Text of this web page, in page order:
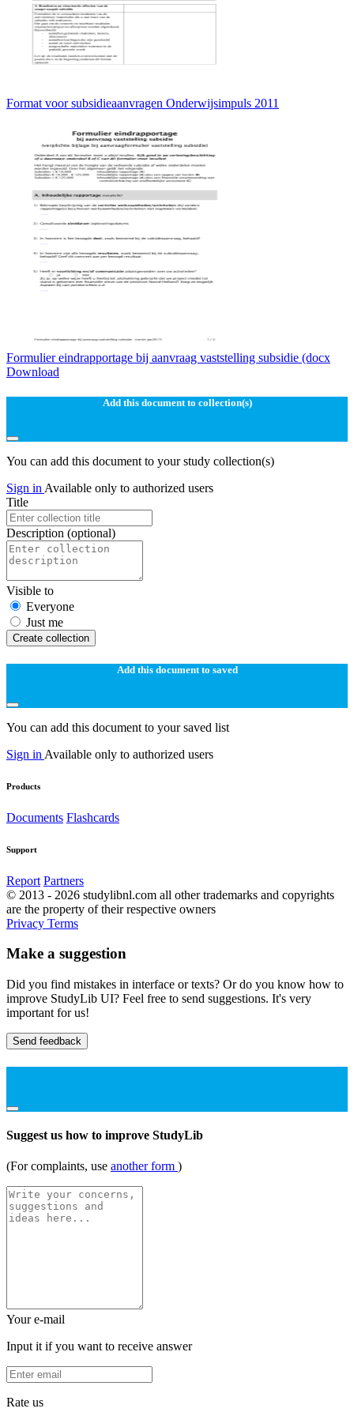
Format voor subsidieaanvragen Onderwijsimpuls 2011
Formulier eindrapportage bij aanvraag vaststelling subsidie (docx
Download
Add this document to collection(s)
You can add this document to your study collection(s)
Sign in Available only to authorized users
Title
Description (optional)
Visible to
Everyone
Just me
Create collection
Add this document to saved
You can add this document to your saved list
Sign in Available only to authorized users
Products
Documents Flashcards
Support
Report Partners
© 2013 - 2026 studylibnl.com all other trademarks and copyrights
are the property of their respective owners
Privacy Terms
Make a suggestion
Did you find mistakes in interface or texts? Or do you know how to
improve StudyLib UI? Feel free to send suggestions. It's very
important for us!
Send feedback
Suggest us how to improve StudyLib
(For complaints, use another form )
Your e-mail
Input it if you want to receive answer
Rate us